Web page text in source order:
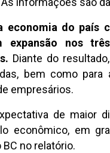
do país
nos
Diante do
bem como para
empresários.
de maior
econômico, em
no relatório.